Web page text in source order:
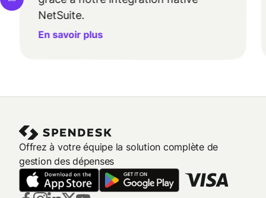
NetSuite.
En savoir plus
Offrez à votre équipe la solution complète de
gestion des dépenses